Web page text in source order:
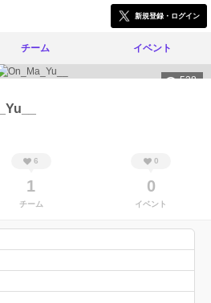
新規登録・ログイン
チーム イベント
528
6
1
チーム
0
0
イベント